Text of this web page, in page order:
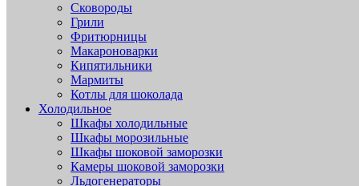
Сковороды
Грили
Фритюрницы
Макароноварки
Кипятильники
Мармиты
Котлы для шоколада
Холодильное
Шкафы холодильные
Шкафы морозильные
Шкафы шоковой заморозки
Камеры шоковой заморозки
Льдогенераторы